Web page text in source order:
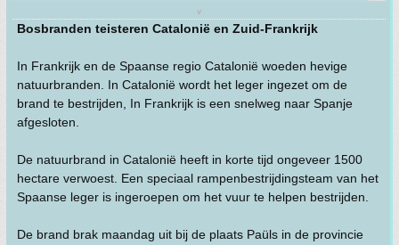
v
Bosbranden teisteren Catalonië en Zuid-Frankrijk
In Frankrijk en de Spaanse regio Catalonië woeden hevige
natuurbranden. In Catalonië wordt het leger ingezet om de
brand te bestrijden, In Frankrijk is een snelweg naar Spanje
afgesloten.
De natuurbrand in Catalonië heeft in korte tijd ongeveer 1500
hectare verwoest. Een speciaal rampenbestrijdingsteam van het
Spaanse leger is ingeroepen om het vuur te helpen bestrijden.
De brand brak maandag uit bij de plaats Paüls in de provincie